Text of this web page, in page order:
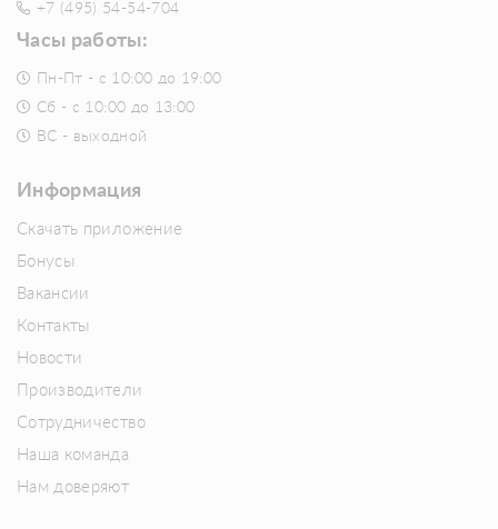
+7 (495) 54-54-704
Часы работы:
Пн-Пт - с 10:00 до 19:00
Сб - с 10:00 до 13:00
ВС - выходной
Информация
Скачать приложение
Бонусы
Вакансии
Контакты
Новости
Производители
Сотрудничество
Наша команда
Нам доверяют